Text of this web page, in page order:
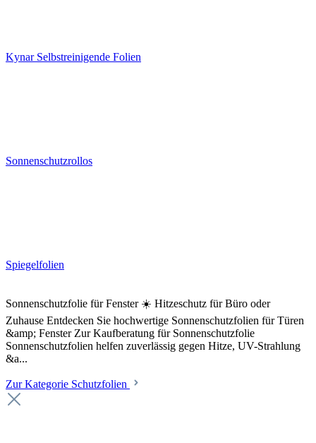
Kynar Selbstreinigende Folien
Sonnenschutzrollos
Spiegelfolien
Sonnenschutzfolie für Fenster ☀️ Hitzeschutz für Büro oder
Zuhause Entdecken Sie hochwertige Sonnenschutzfolien für Türen
&amp; Fenster Zur Kaufberatung für Sonnenschutzfolie
Sonnenschutzfolien helfen zuverlässig gegen Hitze, UV-Strahlung
&a...
Zur Kategorie Schutzfolien